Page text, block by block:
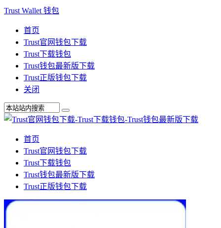
Trust Wallet 钱包
首页
Trust官网钱包下载
Trust下载钱包
Trust钱包最新版下载
Trust正版钱包下载
关闭
首页
Trust官网钱包下载
Trust下载钱包
Trust钱包最新版下载
Trust正版钱包下载